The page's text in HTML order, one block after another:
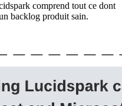
comprend tout ce dont
backlog produit sain.